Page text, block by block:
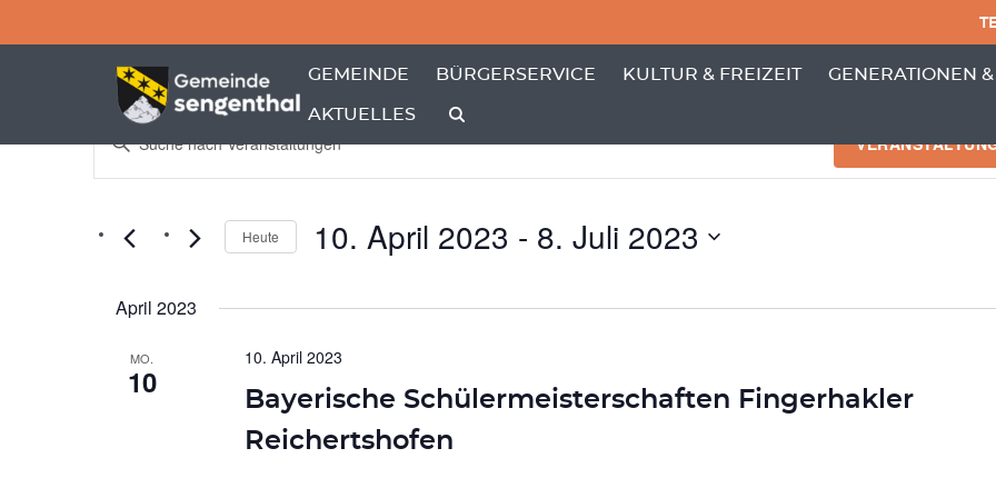
GEMEINDE
ZEIGE MENÜ-UNTERPUNKTE VON 'GEMEINDE'
BÜRGERSERVICE
ZEIGE MENÜ-UNTERPUNKTE VON 'BÜRGERSERVICE'
KULTUR & FREIZEIT GENERATIONEN
AKTUELLES
VERANSTALTUNGEN
Veranstaltungen
Suche
Ansichten,
Navigation
Schlüsselwort
Veranstaltungen
Schlüsselwort.
Heute 10. April 2023 - 8. Juli 2023
April 2023
MO.
10
Bayerische Schülermeisterschaften Fingerhakler
Reichertshofen
10. April 2023